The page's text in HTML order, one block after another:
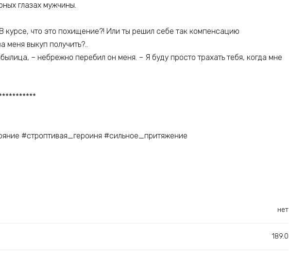
глазах мужчины.
курсе, что это похищение?! Или ты решил себе так компенсацию
меня выкуп получить?..
– небрежно перебил он меня. – Я буду просто трахать тебя, когда мне
#строптивая_героиня #сильное_притяжение
нет
189.0